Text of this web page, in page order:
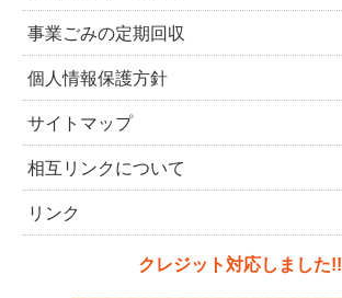
事業ごみの定期回収
個人情報保護方針
サイトマップ
相互リンクについて
リンク
クレジット対応しました!!